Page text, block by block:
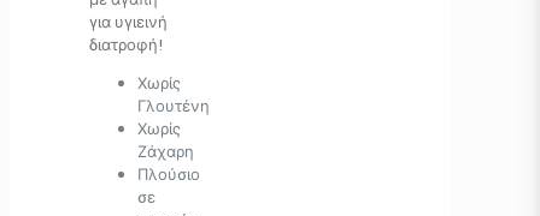
για υγιεινή
διατροφή!
Χωρίς
Γλουτένη
Χωρίς
Ζάχαρη
Πλούσιο
σε